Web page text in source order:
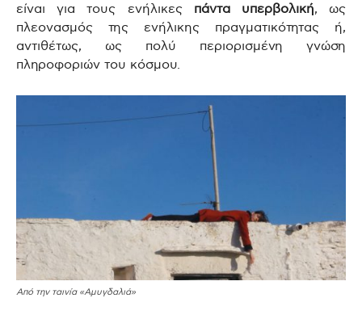
είναι για τους ενήλικες πάντα υπερβολική, ως
πλεονασμός της ενήλικης πραγματικότητας ή,
αντιθέτως, ως πολύ περιορισμένη γνώση
πληροφοριών του κόσμου.
Από την ταινία «Αμυγδαλιά»